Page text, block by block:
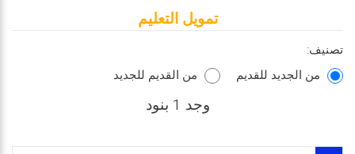
تمويل التعليم
تصنيف:
من الجديد للقديم
من القديم للجديد
وجد 1 بنود